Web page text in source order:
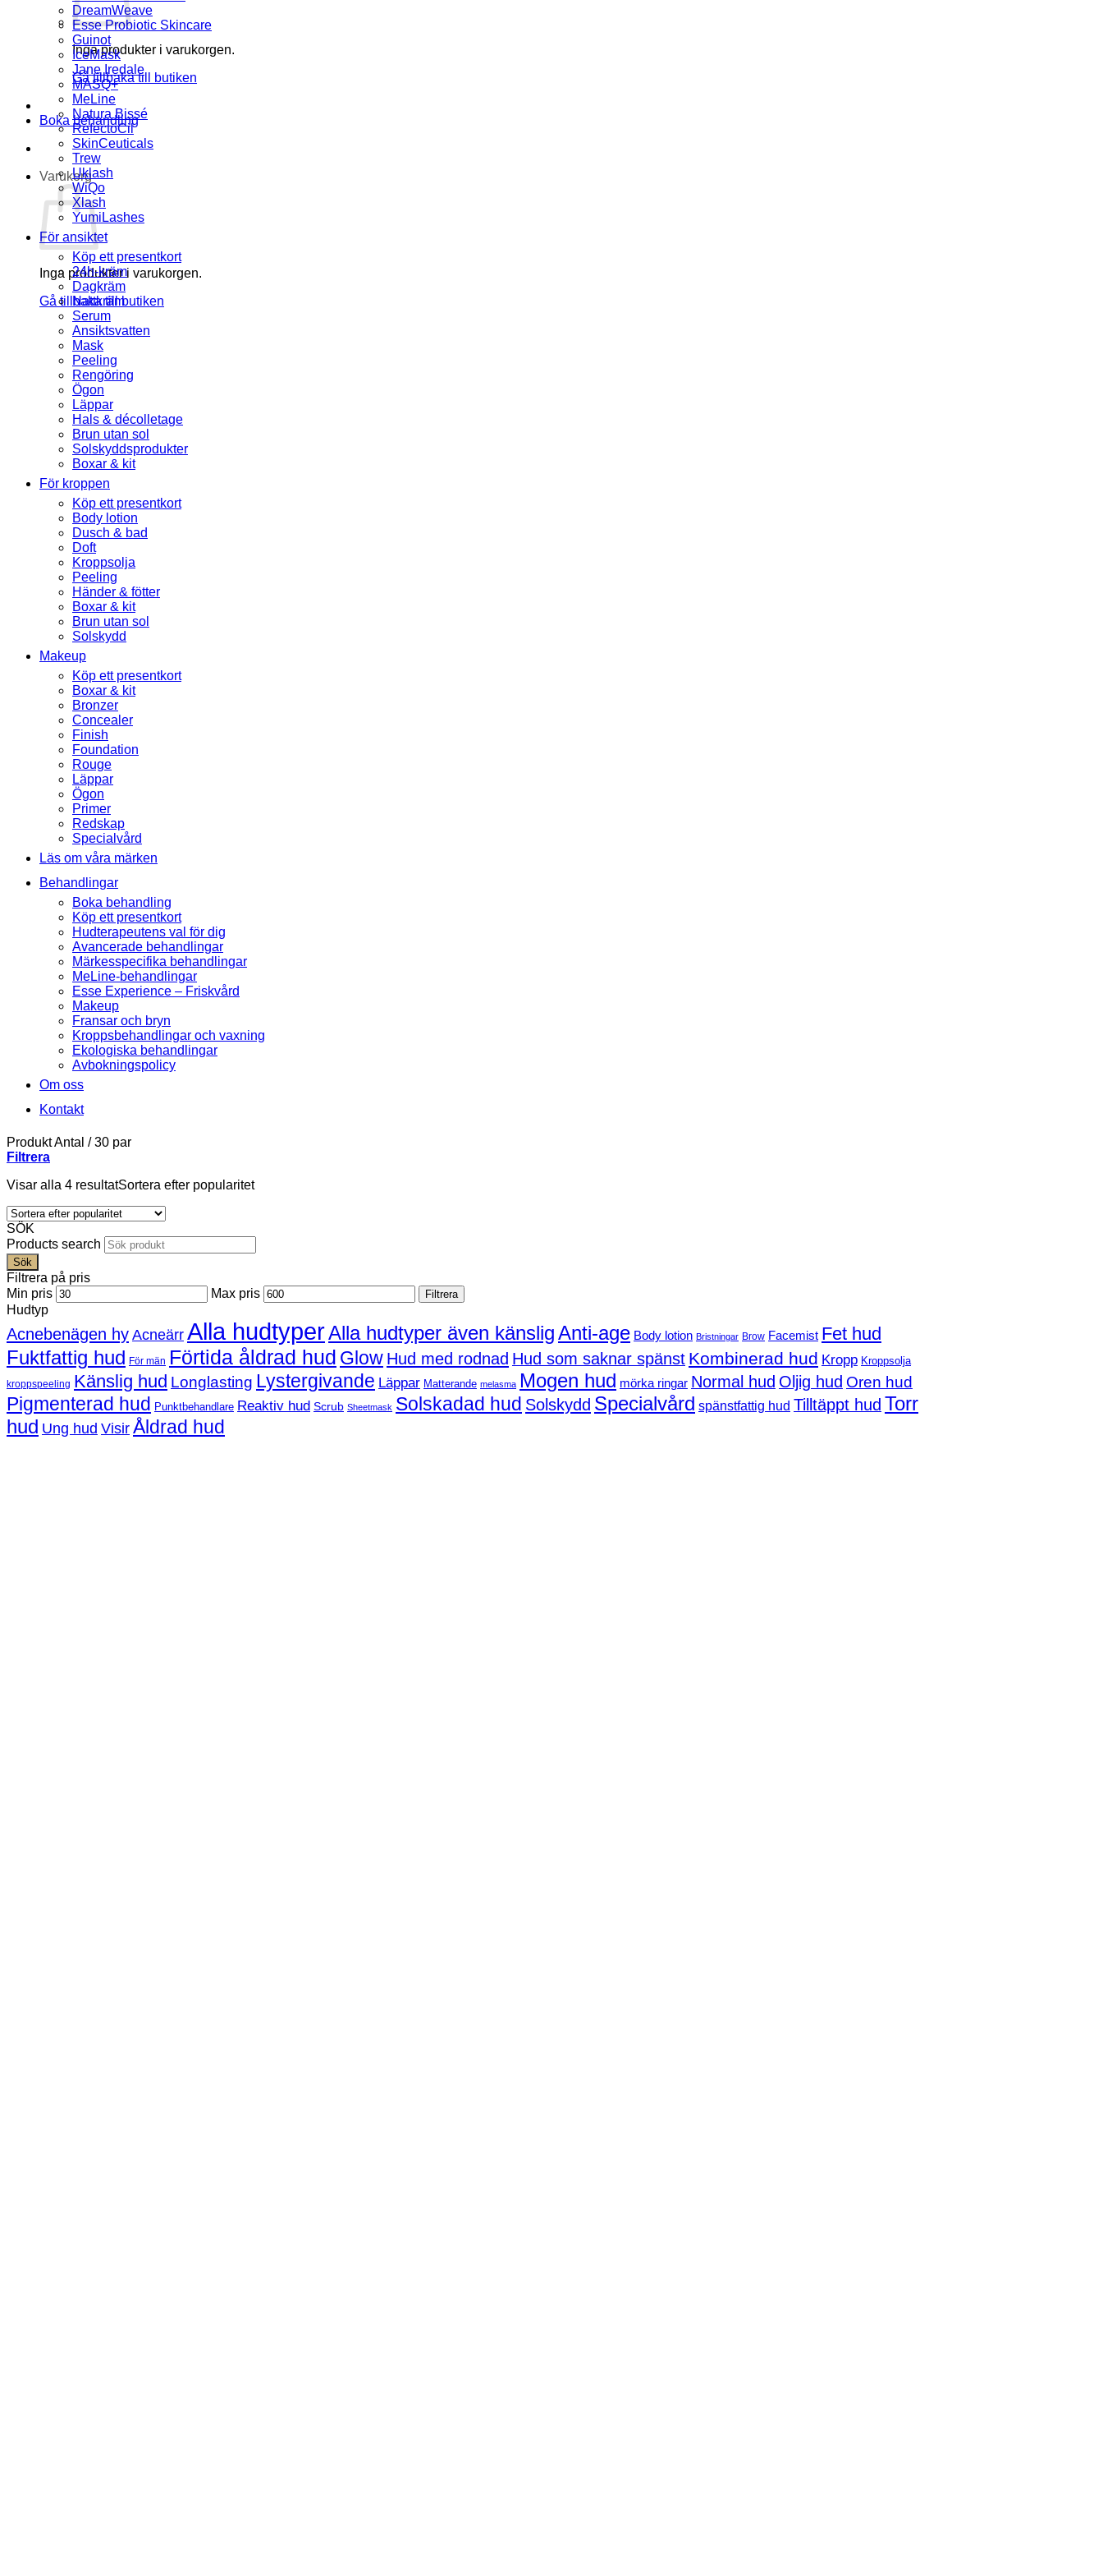
Inga produkter i varukorgen.
Gå tillbaka till butiken
Boka behandling
Varukorg
Inga produkter i varukorgen.
Gå tillbaka till butiken
DreamWeave
Esse Probiotic Skincare
Guinot
IceMask
Jane Iredale
MASQ+
MeLine
Natura Bissé
RefectoCil
SkinCeuticals
Trew
Uklash
WiQo
Xlash
YumiLashes
För ansiktet
Köp ett presentkort
24h-kräm
Dagkräm
Nattkräm
Serum
Ansiktsvatten
Mask
Peeling
Rengöring
Ögon
Läppar
Hals & décolletage
Brun utan sol
Solskyddsprodukter
Boxar & kit
För kroppen
Köp ett presentkort
Body lotion
Dusch & bad
Doft
Kroppsolja
Peeling
Händer & fötter
Boxar & kit
Brun utan sol
Solskydd
Makeup
Köp ett presentkort
Boxar & kit
Bronzer
Concealer
Finish
Foundation
Rouge
Läppar
Ögon
Primer
Redskap
Specialvård
Läs om våra märken
Behandlingar
Boka behandling
Köp ett presentkort
Hudterapeutens val för dig
Avancerade behandlingar
Märkesspecifika behandlingar
MeLine-behandlingar
Esse Experience – Friskvård
Makeup
Fransar och bryn
Kroppsbehandlingar och vaxning
Ekologiska behandlingar
Avbokningspolicy
Om oss
Kontakt
Produkt Antal /30 par
Filtrera
Visar alla 4 resultatSortera efter popularitet
SÖK
Products search
Sök
Filtrera på pris
Min pris
Max pris Filtrera
Hudtyp
Acnebenägen hy Acneärr Alla hudtyperAlla hudtyper även känsligAnti-age Body lotion Bristningar Brow Facemist Fet hud
Fuktfattig hud För män Förtida åldrad hud Glow Hud med rodnad Hud som saknar spänst Kombinerad hud Kropp Kroppsolja
kroppspeeling Känslig hud Longlasting Lystergivande Läppar Matterande melasma Mogen hud mörka ringar Normal hud Oljig hud Oren hud
Pigmenterad hud Punktbehandlare Reaktiv hud Scrub Sheetmask Solskadad hud Solskydd Specialvård spänstfattig hud Tilltäppt hud Torr
hud Ung hud VisirÅldrad hud